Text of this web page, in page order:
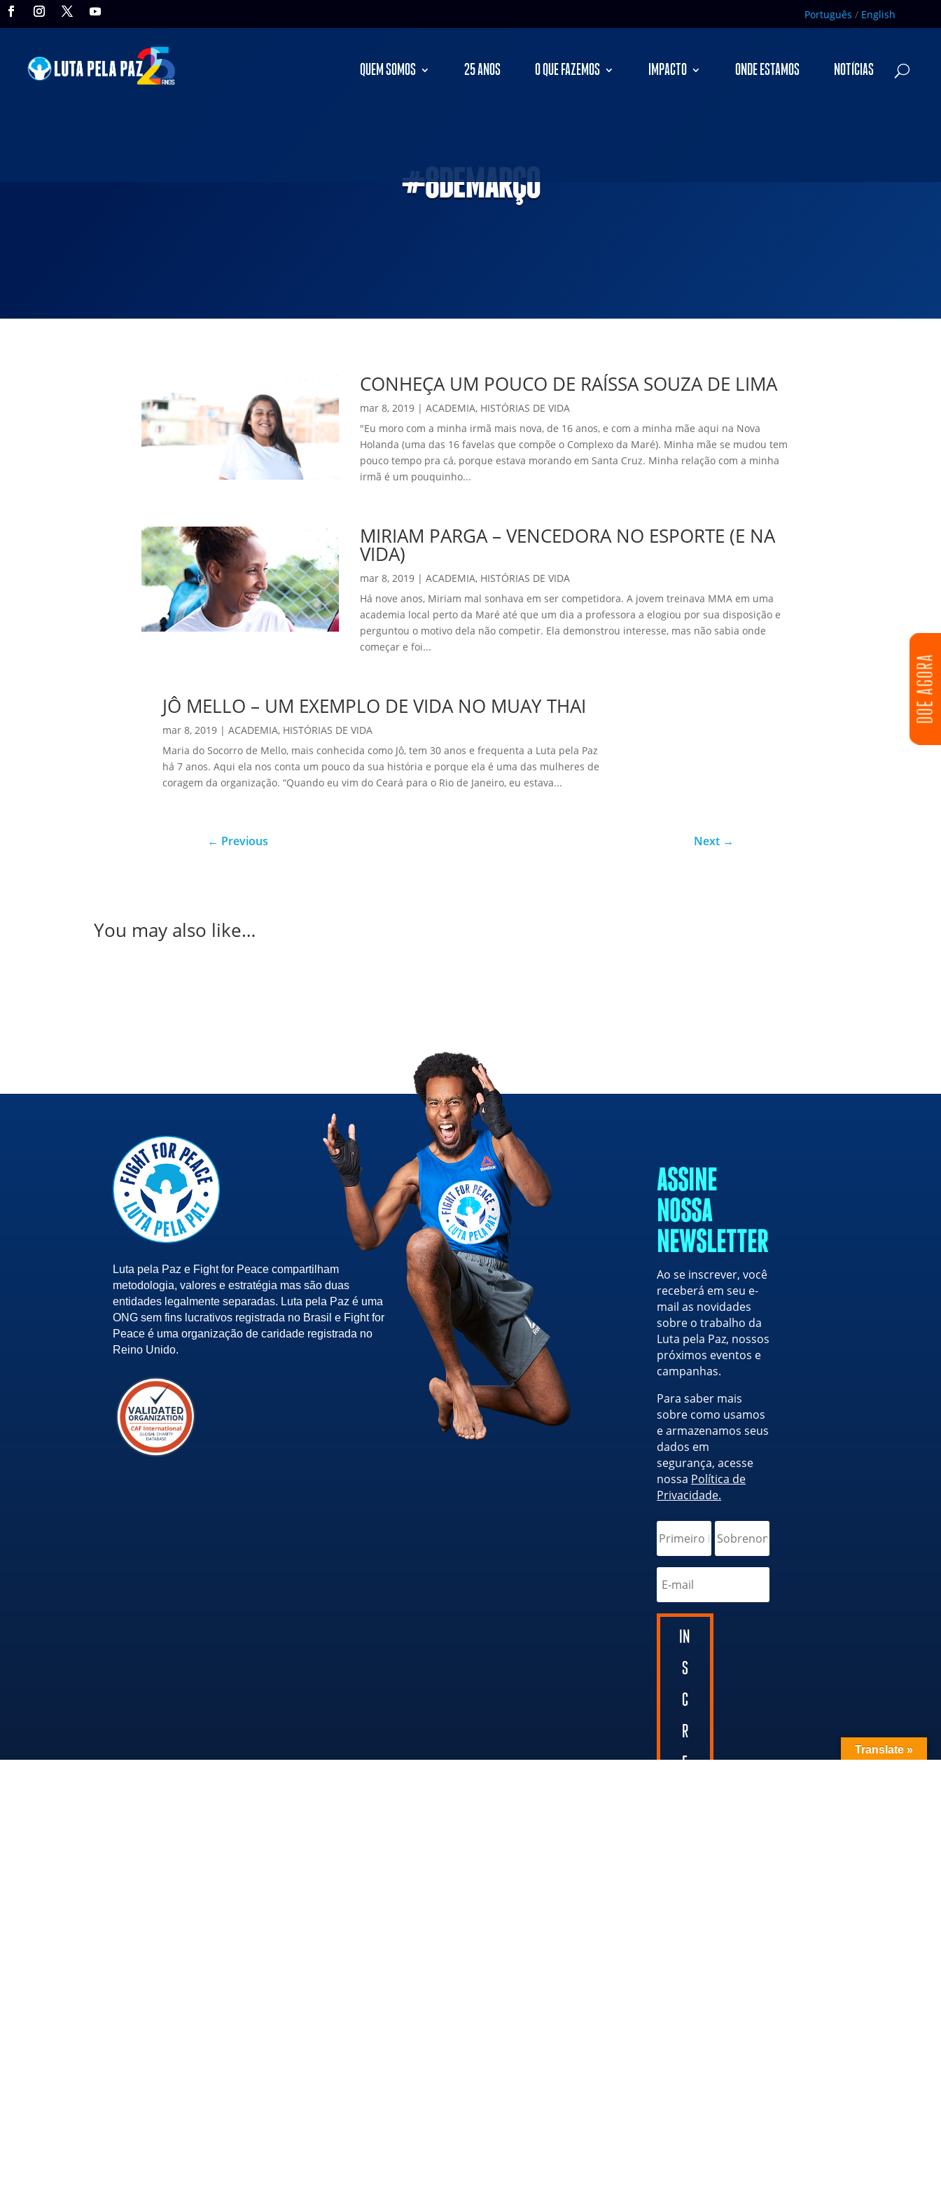
DOE AGORA
Português / English
QUEM SOMOS 25 ANOS O QUE FAZEMOS IMPACTO ONDE ESTAMOS NOTÍCIAS
#8DEMARÇO
CONHEÇA UM POUCO DE RAÍSSA SOUZA DE LIMA
mar 8, 2019| ACADEMIA, HISTÓRIAS DE VIDA
"Eu moro com a minha irmã mais nova, de 16 anos, e com a minha mãe aqui na Nova
Holanda (uma das 16 favelas que compõe o Complexo da Maré). Minha mãe se mudou tem
pouco tempo pra cá, porque estava morando em Santa Cruz. Minha relação com a minha
irmã é um pouquinho...
MIRIAM PARGA – VENCEDORA NO ESPORTE (E NA
VIDA)
mar 8, 2019| ACADEMIA, HISTÓRIAS DE VIDA
Há nove anos, Miriam mal sonhava em ser competidora. A jovem treinava MMA em uma
academia local perto da Maré até que um dia a professora a elogiou por sua disposição e
perguntou o motivo dela não competir. Ela demonstrou interesse, mas não sabia onde
começar e foi...
JÔ MELLO – UM EXEMPLO DE VIDA NO MUAY THAI
mar 8, 2019| ACADEMIA, HISTÓRIAS DE VIDA
Maria do Socorro de Mello, mais conhecida como Jô, tem 30 anos e frequenta a Luta pela Paz
há 7 anos. Aqui ela nos conta um pouco da sua história e porque ela é uma das mulheres de
coragem da organização. “Quando eu vim do Ceará para o Rio de Janeiro, eu estava...
← Previous Next →
You may also like…
Luta pela Paz e Fight for Peace compartilham
metodologia, valores e estratégia mas são duas
entidades legalmente separadas. Luta pela Paz é uma
ONG sem fins lucrativos registrada no Brasil e Fight for
Peace é uma organização de caridade registrada no
Reino Unido.
ASSINE
NOSSA
NEWSLETTER
Ao se inscrever, você
receberá em seu e-
mail as novidades
sobre o trabalho da
Luta pela Paz, nossos
próximos eventos e
campanhas.
Para saber mais
sobre como usamos
e armazenamos seus
dados em
segurança, acesse
nossa Política de
Privacidade.
IN
S
C
R
E
Translate »